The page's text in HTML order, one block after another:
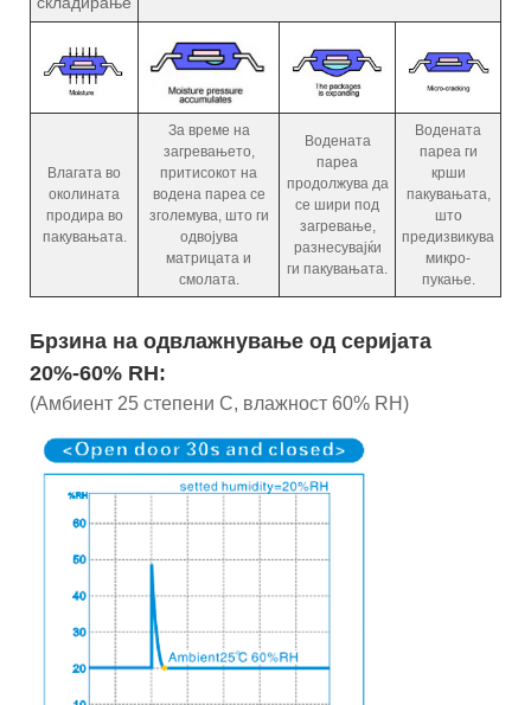
Влагата во
околината
продира во
пакувањата.
За време на
загревањето,
притисокот на
водена пареа се
зголемува, што ги
одвојува
матрицата и
смолата.
Водената
пареа
продолжува да
се шири под
загревање,
разнесувајќи
ги пакувањата.
Водената
пареа ги
крши
пакувањата,
што
предизвикува
микро-
пукање.
Брзина на одвлажнување од серијата
20%-60% RH:
(Амбиент 25 степени C, влажност 60% RH)